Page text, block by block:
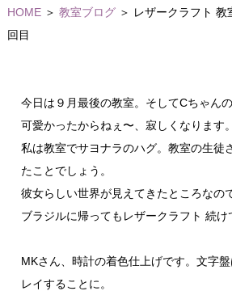
HOME＞ 教室ブログ＞ レザークラフト
回目
今日は９月最後の教室。そしてCちゃん
可愛かったからねぇ〜、寂しくなります。
私は教室でサヨナラのハグ。教室の生徒
たことでしょう。
彼女らしい世界が見えてきたところなの
ブラジルに帰ってもレザークラフト 続け
MKさん、時計の着色仕上げです。文字
レイすることに。